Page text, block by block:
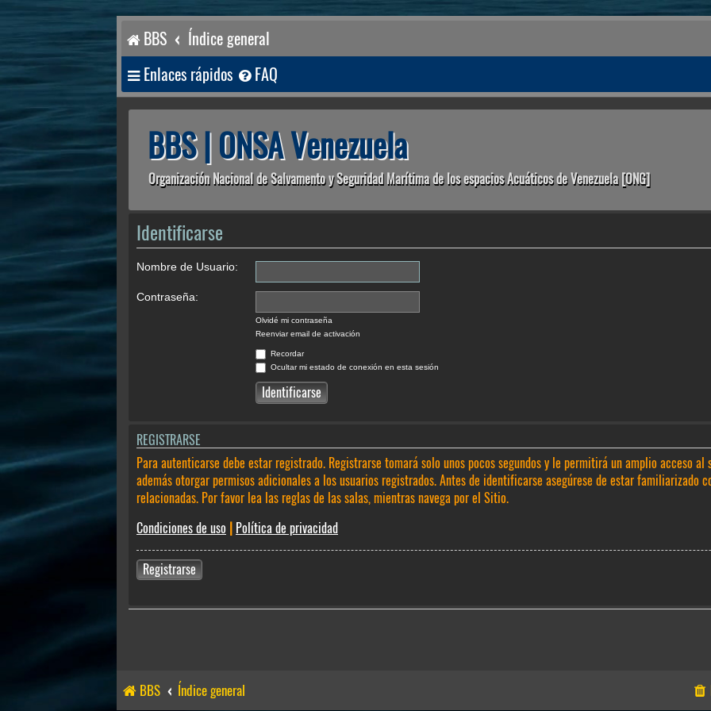
BBS Índice general
Enlaces rápidos FAQ
BBS | ONSA Venezuela
Organización Nacional de Salvamento y Seguridad Marítima de los espacios Acuáticos de Venezuela [ONG]
Identificarse
Nombre de Usuario:
Contraseña:
Olvidé mi contraseña
Reenviar email de activación
Recordar
Ocultar mi estado de conexión en esta sesión
REGISTRARSE
Para autenticarse debe estar registrado. Registrarse tomará solo unos pocos segundos y le permitirá un amplio acceso
además otorgar permisos adicionales a los usuarios registrados. Antes de identificarse asegúrese de estar familiarizado
relacionadas. Por favor lea las reglas de las salas, mientras navega por el Sitio.
Condiciones de uso
Política de privacidad
Registrarse
BBS Índice general